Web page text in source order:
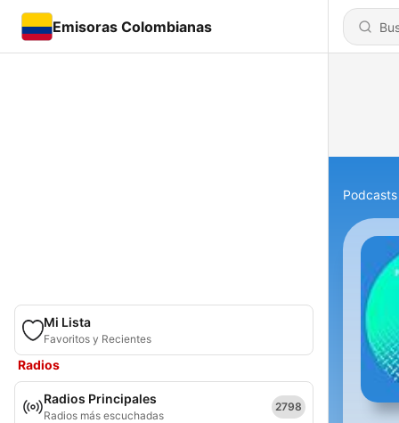
Emisoras Colombianas
Mi Lista
Favoritos y Recientes
Radios
Radios Principales
Radios más escuchadas
2798
Podcasts